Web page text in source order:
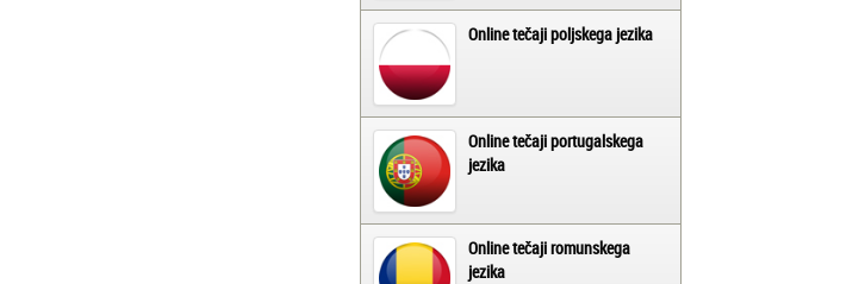
Online tečaji poljskega jezika
Online tečaji portugalskega
jezika
Online tečaji romunskega
jezika